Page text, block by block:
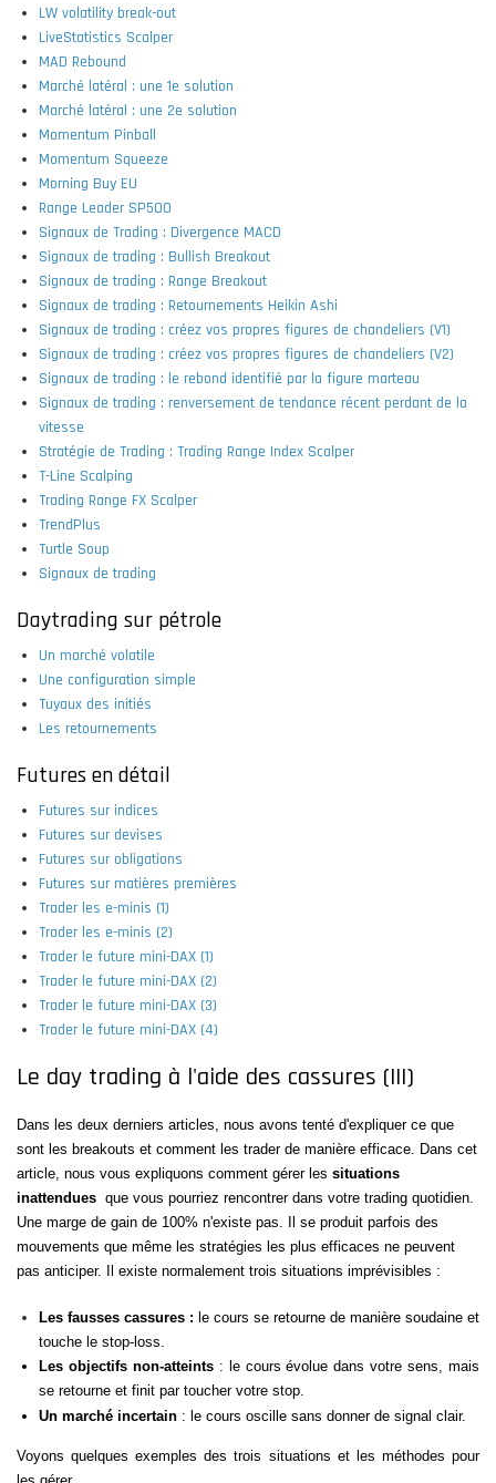
LW volatility break-out
LiveStatistics Scalper
MAD Rebound
Marché latéral : une 1e solution
Marché latéral : une 2e solution
Momentum Pinball
Momentum Squeeze
Morning Buy EU
Range Leader SP500
Signaux de Trading : Divergence MACD
Signaux de trading : Bullish Breakout
Signaux de trading : Range Breakout
Signaux de trading : Retournements Heikin Ashi
Signaux de trading : créez vos propres figures de chandeliers (V1)
Signaux de trading : créez vos propres figures de chandeliers (V2)
Signaux de trading : le rebond identifié par la figure marteau
Signaux de trading : renversement de tendance récent perdant de la
vitesse
Stratégie de Trading : Trading Range Index Scalper
T-Line Scalping
Trading Range FX Scalper
TrendPlus
Turtle Soup
Signaux de trading
Daytrading sur pétrole
Un marché volatile
Une configuration simple
Tuyaux des initiés
Les retournements
Futures en détail
Futures sur indices
Futures sur devises
Futures sur obligations
Futures sur matières premières
Trader les e-minis (1)
Trader les e-minis (2)
Trader le future mini-DAX (1)
Trader le future mini-DAX (2)
Trader le future mini-DAX (3)
Trader le future mini-DAX (4)
Le day trading à l'aide des cassures (III)
Dans les deux derniers articles, nous avons tenté d'expliquer ce que
sont les breakouts et comment les trader de manière efficace. Dans cet
article, nous vous expliquons comment gérer les situations
inattendues que vous pourriez rencontrer dans votre trading quotidien.
Une marge de gain de 100% n'existe pas. Il se produit parfois des
mouvements que même les stratégies les plus efficaces ne peuvent
pas anticiper. Il existe normalement trois situations imprévisibles :
Les fausses cassures : le cours se retourne de manière soudaine et
touche le stop-loss.
Les objectifs non-atteints : le cours évolue dans votre sens, mais
se retourne et finit par toucher votre stop.
Un marché incertain : le cours oscille sans donner de signal clair.
Voyons quelques exemples des trois situations et les méthodes pour